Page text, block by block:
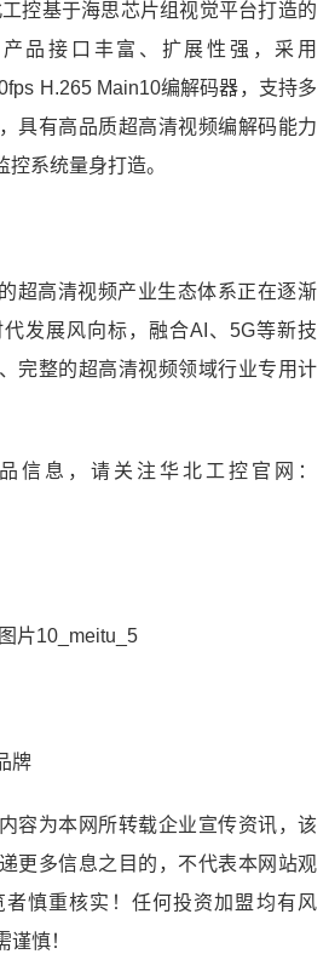
控基于海思芯片组视觉平台打造的
品接口丰富、扩展性强，采用
H.265 Main10编解码器，支持多
具有高品质超高清视频编解码能力
系统量身打造。
超高清视频产业生态体系正在逐渐
发展风向标，融合AI、5G等新技
完整的超高清视频领域行业专用计
信息，请关注华北工控官网：
牌
容为本网所转载企业宣传资讯，该
更多信息之目的，不代表本网站观
慎重核实！任何投资加盟均有风
谨慎！